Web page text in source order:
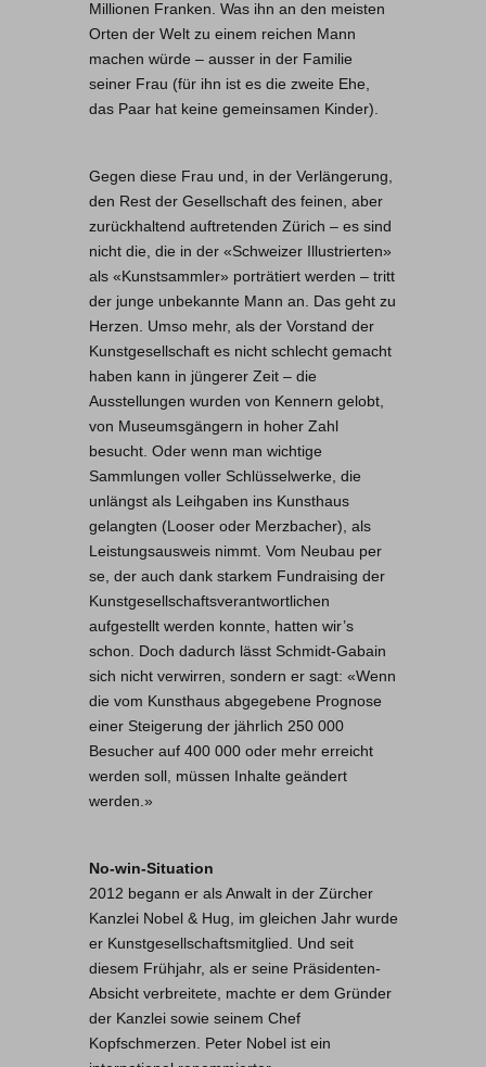
Millionen Franken. Was ihn an den meisten
Orten der Welt zu einem reichen Mann
machen würde – ausser in der Familie
seiner Frau (für ihn ist es die zweite Ehe,
das Paar hat keine gemeinsamen Kinder).
Gegen diese Frau und, in der Verlängerung,
den Rest der Gesellschaft des feinen, aber
zurückhaltend auftretenden Zürich – es sind
nicht die, die in der «Schweizer Illustrierten»
als «Kunstsammler» porträtiert werden – tritt
der junge unbekannte Mann an. Das geht zu
Herzen. Umso mehr, als der Vorstand der
Kunstgesellschaft es nicht schlecht gemacht
haben kann in jüngerer Zeit – die
Ausstellungen wurden von Kennern gelobt,
von Museumsgängern in hoher Zahl
besucht. Oder wenn man wichtige
Sammlungen voller Schlüsselwerke, die
unlängst als Leihgaben ins Kunsthaus
gelangten (Looser oder Merzbacher), als
Leistungsausweis nimmt. Vom Neubau per
se, der auch dank starkem Fundraising der
Kunstgesellschaftsverantwortlichen
aufgestellt werden konnte, hatten wir’s
schon. Doch dadurch lässt Schmidt-Gabain
sich nicht verwirren, sondern er sagt: «Wenn
die vom Kunsthaus abgegebene Prognose
einer Steigerung der jährlich 250 000
Besucher auf 400 000 oder mehr erreicht
werden soll, müssen Inhalte geändert
werden.»
No-win-Situation
2012 begann er als Anwalt in der Zürcher
Kanzlei Nobel & Hug, im gleichen Jahr wurde
er Kunstgesellschaftsmitglied. Und seit
diesem Frühjahr, als er seine Präsidenten-
Absicht verbreitete, machte er dem Gründer
der Kanzlei sowie seinem Chef
Kopfschmerzen. Peter Nobel ist ein